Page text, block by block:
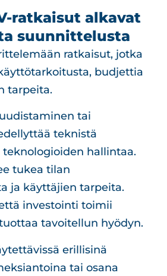
ratkaisut alkavat
suunnittelusta
ratkaisut, jotka
budjettia
tarpeita.
tai
teknistä
teknologioiden hallintaa.
tukea tilan
ja käyttäjien tarpeita.
investointi toimii
tavoitellun hyödyn.
erillisinä
tai osana